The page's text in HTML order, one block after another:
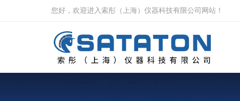
您好，欢迎进入索彤（上海）仪器科技有限公司网站！